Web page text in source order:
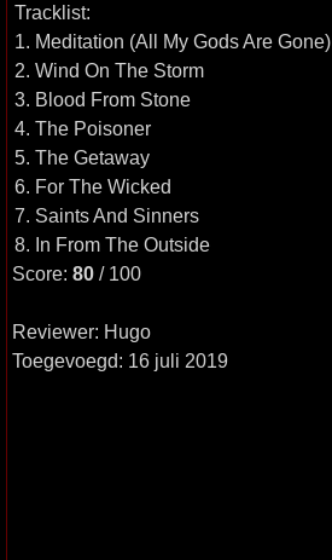
Tracklist:
1. Meditation (All My Gods Are Gone)
2. Wind On The Storm
3. Blood From Stone
4. The Poisoner
5. The Getaway
6. For The Wicked
7. Saints And Sinners
8. In From The Outside
Score: 80 / 100
Reviewer: Hugo
Toegevoegd: 16 juli 2019